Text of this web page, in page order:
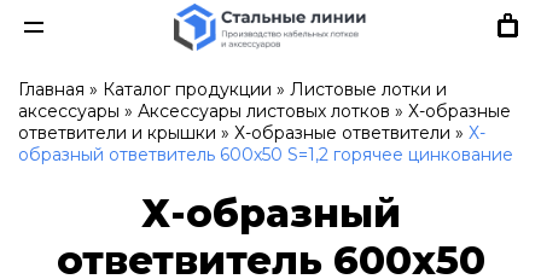
Главная » Каталог продукции » Листовые лотки и
аксессуары » Аксессуары листовых лотков » Х-образные
ответвители и крышки » Х-образные ответвители » Х-
образный ответвитель 600х50 S=1,2 горячее цинкование
Х-образный
ответвитель 600х50